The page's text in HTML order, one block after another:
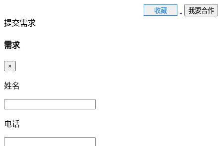
收藏 我要合作
提交需求
需求
×
姓名
电话